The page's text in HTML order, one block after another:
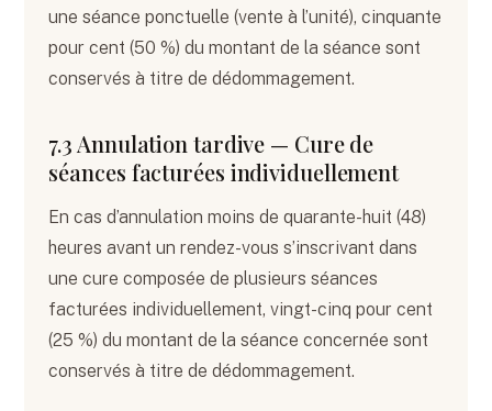
une séance ponctuelle (vente à l’unité), cinquante
pour cent (50 %) du montant de la séance sont
conservés à titre de dédommagement.
7.3 Annulation tardive — Cure de
séances facturées individuellement
En cas d’annulation moins de quarante-huit (48)
heures avant un rendez-vous s’inscrivant dans
une cure composée de plusieurs séances
facturées individuellement, vingt-cinq pour cent
(25 %) du montant de la séance concernée sont
conservés à titre de dédommagement.